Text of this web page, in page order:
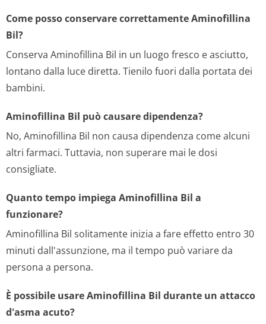
Come posso conservare correttamente Aminofillina
Bil?
Conserva Aminofillina Bil in un luogo fresco e asciutto,
lontano dalla luce diretta. Tienilo fuori dalla portata dei
bambini.
Aminofillina Bil può causare dipendenza?
No, Aminofillina Bil non causa dipendenza come alcuni
altri farmaci. Tuttavia, non superare mai le dosi
consigliate.
Quanto tempo impiega Aminofillina Bil a
funzionare?
Aminofillina Bil solitamente inizia a fare effetto entro 30
minuti dall'assunzione, ma il tempo può variare da
persona a persona.
È possibile usare Aminofillina Bil durante un attacco
d'asma acuto?